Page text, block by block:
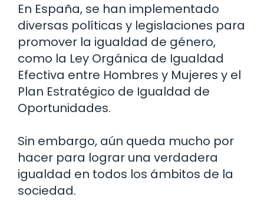
En España, se han implementado
diversas políticas y legislaciones para
promover la igualdad de género,
como la Ley Orgánica de Igualdad
Efectiva entre Hombres y Mujeres y el
Plan Estratégico de Igualdad de
Oportunidades.
Sin embargo, aún queda mucho por
hacer para lograr una verdadera
igualdad en todos los ámbitos de la
sociedad.